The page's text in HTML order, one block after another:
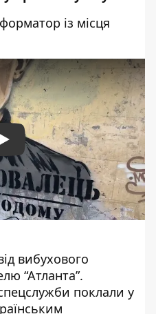
із місця
Play
вибухового
“Атланта”.
поклали у